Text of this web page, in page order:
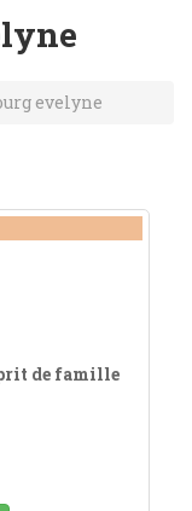
evelyne
de famille